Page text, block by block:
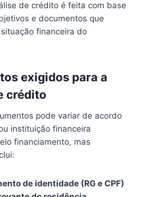
de crédito é feita com base
e documentos que
financeira do
exigidos para a
crédito
pode variar de acordo
instituição financeira
financiamento, mas
de identidade (RG e CPF)